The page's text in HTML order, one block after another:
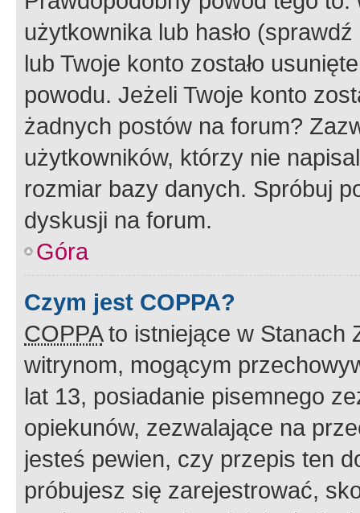
użytkownika lub hasło
lub Twoje konto zostało
powodu. Jeżeli Twoje konto
żadnych postów na forum?
użytkowników, którzy nie
rozmiar bazy danych. Spróbuj
dyskusji na forum.
Góra
Czym jest COPPA?
COPPAto istniejące w Stanach
witrynom, mogącym
lat 13, posiadanie pisemnego
opiekunów, zezwalające na
jesteś pewien, czy przepis ten
próbujesz się zarejestrować,